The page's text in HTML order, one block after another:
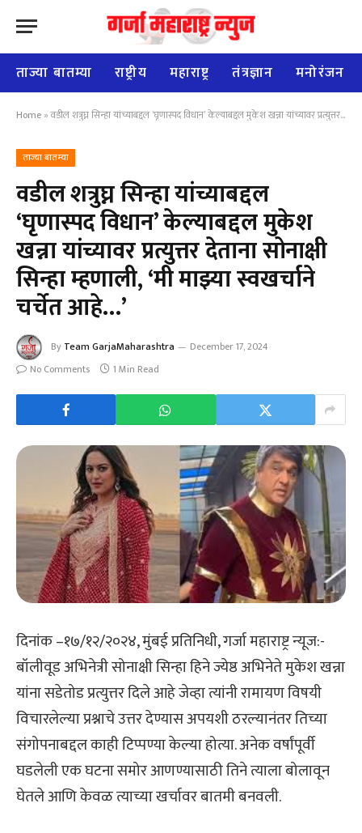
ताज्या बातम्या राष्ट्रीय महाराष्ट्र तंत्रज्ञान मनोरंजन
Home »वडील शत्रुघ्न सिन्हा यांच्याबद्दल ‘घृणास्पद विधान’ केल्याबद्दल मुकेश खन्ना यांच्यावर प्रत्युत्तर देताना सोनाक्षी सिन्हा म्हणाली, ‘मी माझ्या स्वखर्चाने चर्चेत आहे…’
ताज्या बातम्या
वडील शत्रुघ्न सिन्हा यांच्याबद्दल
‘घृणास्पद विधान’ केल्याबद्दल मुकेश
खन्ना यांच्यावर प्रत्युत्तर देताना सोनाक्षी
सिन्हा म्हणाली, ‘मी माझ्या स्वखर्चाने
चर्चेत आहे…’
By Team GarjaMaharashtra
December 17, 2024
No Comments
1 Min Read
दिनांक –१७/१२/२०२४, मुंबई प्रतिनिधी, गर्जा महाराष्ट्र न्यूज:-
बॉलीवूड अभिनेत्री सोनाक्षी सिन्हा हिने ज्येष्ठ अभिनेते मुकेश खन्ना
यांना सडेतोड प्रत्युत्तर दिले आहे जेव्हा त्यांनी रामायण विषयी
विचारलेल्या प्रश्नाचे उत्तर देण्यास अपयशी ठरल्यानंतर तिच्या
संगोपनाबद्दल काही टिप्पण्या केल्या होत्या. अनेक वर्षांपूर्वी
घडलेली एक घटना समोर आणण्यासाठी तिने त्याला बोलावून
घेतले आणि केवळ त्याच्या खर्चावर बातमी बनवली.